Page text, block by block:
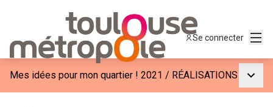
Se connecter
Mes idées pour mon quartier ! 2021 / RÉALISATIONS